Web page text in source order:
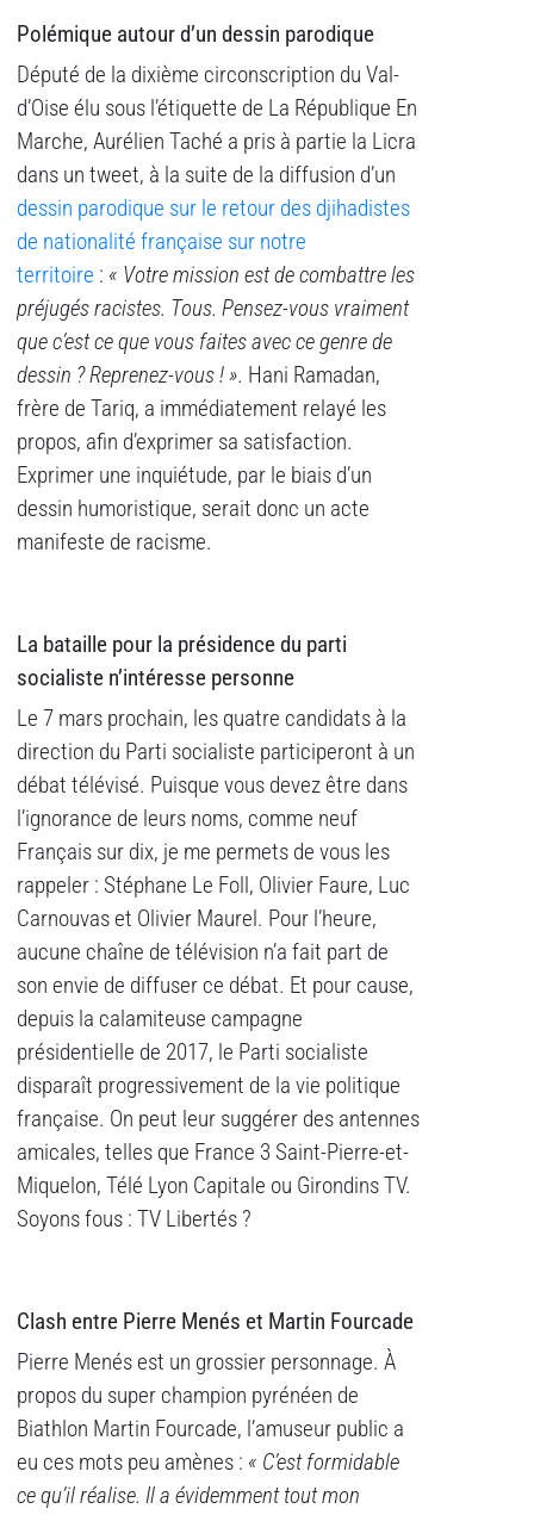
Polémique autour d’un dessin parodique
Député de la dixième circonscription du Val-
d’Oise élu sous l’étiquette de La République En
Marche, Aurélien Taché a pris à partie la Licra
dans un tweet, à la suite de la diffusion d’un
dessin parodique sur le retour des djihadistes
de nationalité française sur notre
territoire : « Votre mission est de combattre les
préjugés racistes. Tous. Pensez-vous vraiment
que c’est ce que vous faites avec ce genre de
dessin ? Reprenez-vous ! ». Hani Ramadan,
frère de Tariq, a immédiatement relayé les
propos, afin d’exprimer sa satisfaction.
Exprimer une inquiétude, par le biais d’un
dessin humoristique, serait donc un acte
manifeste de racisme.
La bataille pour la présidence du parti
socialiste n’intéresse personne
Le 7 mars prochain, les quatre candidats à la
direction du Parti socialiste participeront à un
débat télévisé. Puisque vous devez être dans
l’ignorance de leurs noms, comme neuf
Français sur dix, je me permets de vous les
rappeler : Stéphane Le Foll, Olivier Faure, Luc
Carnouvas et Olivier Maurel. Pour l’heure,
aucune chaîne de télévision n’a fait part de
son envie de diffuser ce débat. Et pour cause,
depuis la calamiteuse campagne
présidentielle de 2017, le Parti socialiste
disparaît progressivement de la vie politique
française. On peut leur suggérer des antennes
amicales, telles que France 3 Saint-Pierre-et-
Miquelon, Télé Lyon Capitale ou Girondins TV.
Soyons fous : TV Libertés ?
Clash entre Pierre Menés et Martin Fourcade
Pierre Menés est un grossier personnage. À
propos du super champion pyrénéen de
Biathlon Martin Fourcade, l’amuseur public a
eu ces mots peu amènes : « C’est formidable
ce qu’il réalise. Il a évidemment tout mon